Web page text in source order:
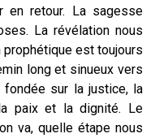
en retour. La sagesse
La révélation nous
est toujours
long et sinueux vers
sur la justice, la
la paix et la dignité. Le
va, quelle étape nous